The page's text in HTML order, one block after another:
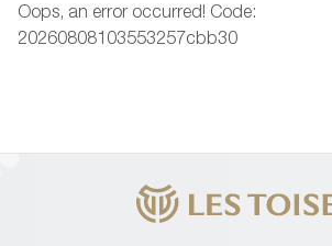
Oops, an error occurred! Code:
20260808103553257cbb30